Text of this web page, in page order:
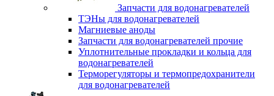
Запчасти для водонагревателей
ТЭНы для водонагревателей
Магниевые аноды
Запчасти для водонагревателей прочие
Уплотнительные прокладки и кольца для
водонагревателей
Терморегуляторы и термопредохранители
для водонагревателей